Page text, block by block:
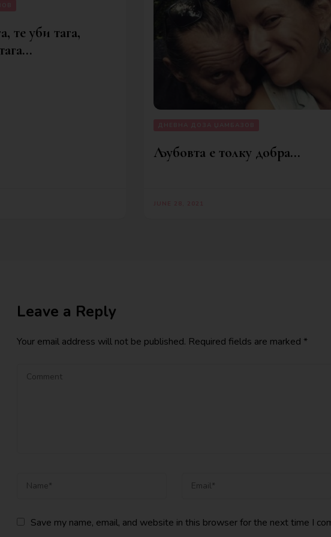
те уби тага,
Љубовта е толку добра…
Leave a Reply
Your email address will not be published. Required fields are marked *
Save my name, email, and website in this browser for the next time I